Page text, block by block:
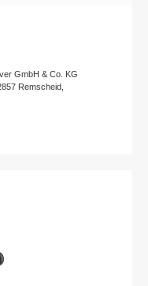
GmbH & Co. KG
Remscheid,